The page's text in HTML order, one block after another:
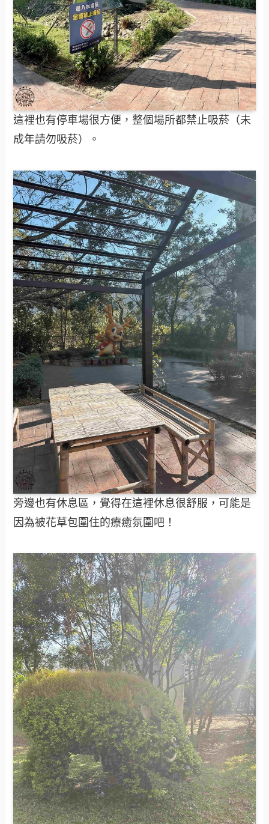
這裡也有停車場很方便，整個場所都禁止吸菸（未
成年請勿吸菸）。
旁邊也有休息區，覺得在這裡休息很舒服，可能是
因為被花草包圍住的療癒氛圍吧！